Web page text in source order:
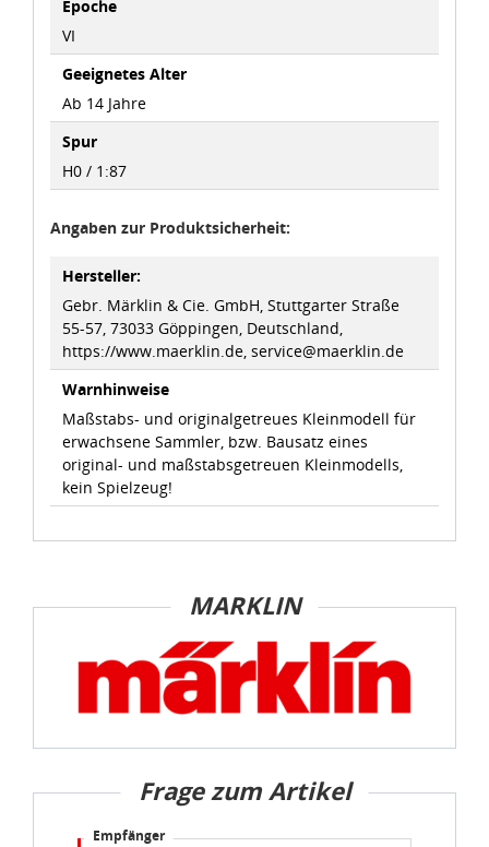
idee+spiel Betriebs-GmbH
Datenschutzbestimmungen
Epoche
VI
Geeignetes Alter
Ab 14 Jahre
Spur
H0 / 1:87
Angaben zur Produktsicherheit:
Hersteller:
Gebr. Märklin & Cie. GmbH, Stuttgarter Straße
55-57, 73033 Göppingen, Deutschland,
https://www.maerklin.de, service@maerklin.de
Warnhinweise
Maßstabs- und originalgetreues Kleinmodell für
erwachsene Sammler, bzw. Bausatz eines
original- und maßstabsgetreuen Kleinmodells,
kein Spielzeug!
MARKLIN
Frage zum Artikel
Empfänger